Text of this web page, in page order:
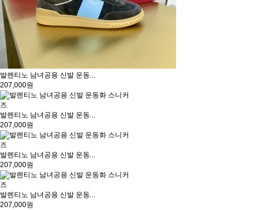
발렌티노 남녀공용 신발 운동...
207,000원
발렌티노 남녀공용 신발 운동...
207,000원
발렌티노 남녀공용 신발 운동...
207,000원
발렌티노 남녀공용 신발 운동...
207,000원